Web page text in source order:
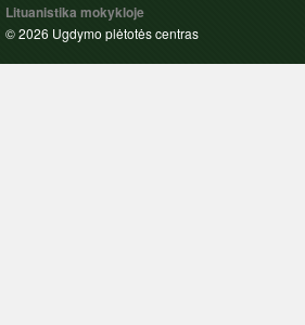
Lituanistika mokykloje
© 2026 Ugdymo plėtotės centras